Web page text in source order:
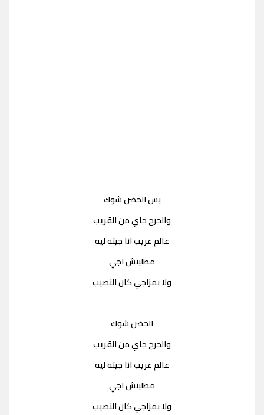
بس الحضن شوك
والجرح جاي من القريب
عالم غريب انا جيته ليه
مطلبتش اجي
ولا بمزاجي كان النصيب
الحضن شوك
والجرح جاي من القريب
عالم غريب انا جيته ليه
مطلبتش اجي
ولا بمزاجي كان النصيب